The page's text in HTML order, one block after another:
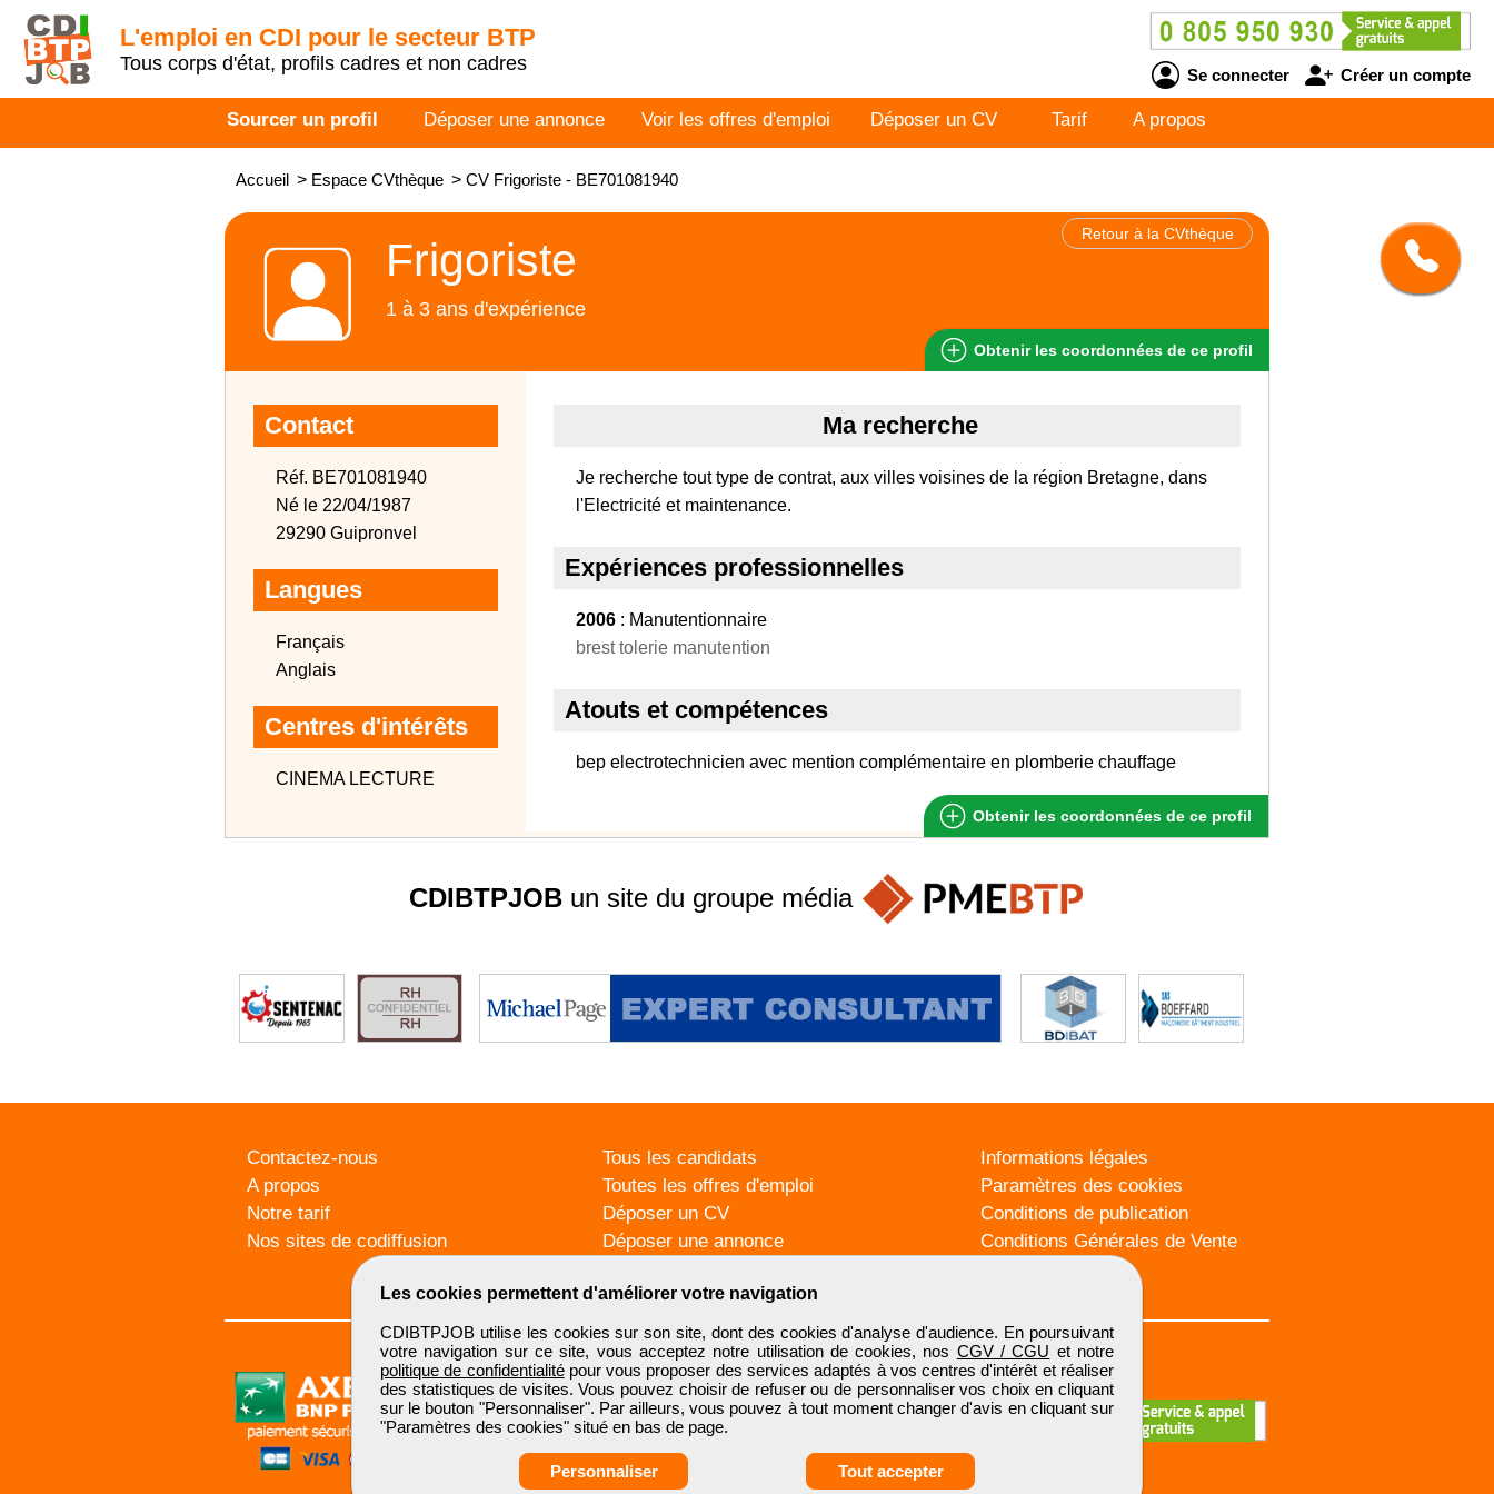
L'emploi en CDI pour le secteur BTP
Tous corps d'état, profils cadres et non cadres
Se connecter Créer un compte
Sourcer un profil Déposer une annonce Voir les offres d'emploi Déposer un CV Tarif A propos
Accueil > Espace CVthèque > CV Frigoriste - BE701081940
Retour à la CVthèque
Frigoriste
1 à 3 ans d'expérience
Obtenir les coordonnées de ce profil
Contact
Réf. BE701081940
Né le 22/04/1987
29290 Guipronvel
Langues
Français
Anglais
Centres d'intérêts
CINEMA LECTURE
Ma recherche
Je recherche tout type de contrat, aux villes voisines de la région Bretagne, dans
l'Electricité et maintenance.
Expériences professionnelles
2006 : Manutentionnaire
brest tolerie manutention
Atouts et compétences
bep electrotechnicien avec mention complémentaire en plomberie chauffage
Obtenir les coordonnées de ce profil
Les cookies permettent d'améliorer votre navigation
CDIBTPJOB utilise les cookies sur son site, dont des cookies d'analyse d'audience. En poursuivant
votre navigation sur ce site, vous acceptez notre utilisation de cookies, nos CGV / CGU et notre
politique de confidentialitépour vous proposer des services adaptés à vos centres d'intérêt et réaliser
des statistiques de visites. Vous pouvez choisir de refuser ou de personnaliser vos choix en cliquant
sur le bouton "Personnaliser". Par ailleurs, vous pouvez à tout moment changer d'avis en cliquant sur
"Paramètres des cookies" situé en bas de page.
Personnaliser Tout accepter
CDIBTPJOBun site du groupe média
Contactez-nous
A propos
Notre tarif
Nos sites de codiffusion
Tous les candidats
Toutes les offres d'emploi
Déposer un CV
Déposer une annonce
Informations légales
Paramètres des cookies
Conditions de publication
Conditions Générales de Vente